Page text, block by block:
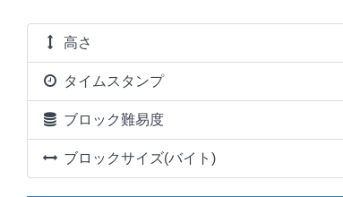
高さ
タイムスタンプ
ブロック難易度
ブロックサイズ(バイト)